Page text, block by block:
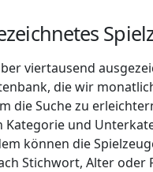
viertausend
die wir
die Suche zu
Kategorie und
können die
Stichwort, Alter oder